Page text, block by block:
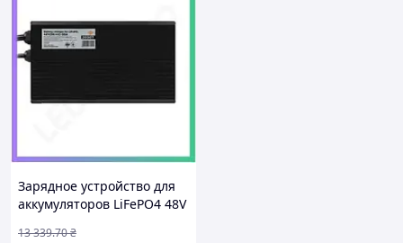
Зарядное устройство для
аккумуляторов LiFePO4 48V
13 339.70₴